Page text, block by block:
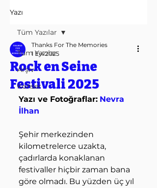
Yazı
Tüm Yazılar
Arşiv
Konser
Tüm Yazılar
Rock en Seine
Festivali 2025
Thanks For The Memories
1 Eyl 2025
Yazı ve Fotoğraflar: Nevra
İlhan
Şehir merkezinden
kilometrelerce uzakta,
çadırlarda konaklanan
festivaller hiçbir zaman bana
göre olmadı. Bu yüzden üç yıl